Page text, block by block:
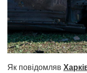
Як повідомляв